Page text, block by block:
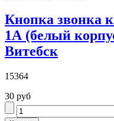
Кнопка звонка
1А (белый
Витебск
15364
30 руб